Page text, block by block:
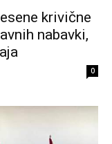
krivične
nabavki,
0